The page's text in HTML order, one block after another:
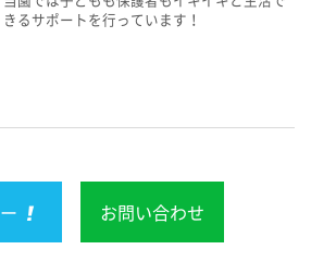
きるサポートを行っています！
お問い合わせ